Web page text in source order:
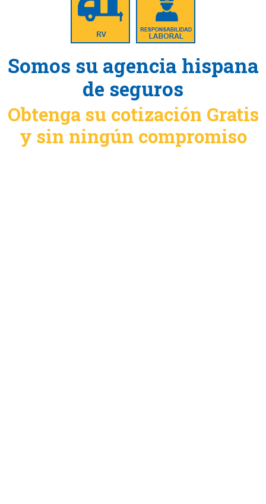
Somos su agencia hispana
de seguros
Obtenga su cotización Gratis
y sin ningún compromiso